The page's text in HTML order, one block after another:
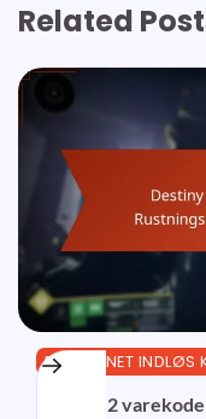
Related
BUNGIE.NET INDLØS
Destiny 2